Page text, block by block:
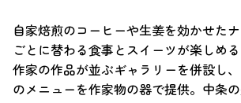
自家焙煎のコーヒーや生姜を効かせた
ごとに替わる食事とスイーツが楽しめ
作家の作品が並ぶギャラリーを併設し
のメニューを作家物の器で提供。中条